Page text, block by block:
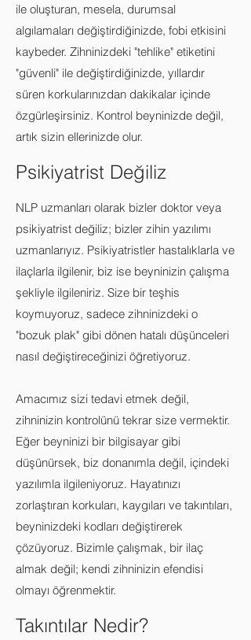
ile oluşturan, mesela, durumsal
algılamaları değiştirdiğinizde, fobi etkisini
kaybeder. Zihninizdeki "tehlike" etiketini
"güvenli" ile değiştirdiğinizde, yıllardır
süren korkularınızdan dakikalar içinde
özgürleşirsiniz. Kontrol beyninizde değil,
artık sizin ellerinizde olur.
Psikiyatrist Değiliz
NLP uzmanları olarak bizler doktor veya
psikiyatrist değiliz; bizler zihin yazılımı
uzmanlarıyız. Psikiyatristler hastalıklarla ve
ilaçlarla ilgilenir, biz ise beyninizin çalışma
şekliyle ilgileniriz. Size bir teşhis
koymuyoruz, sadece zihninizdeki o
"bozuk plak" gibi dönen hatalı düşünceleri
nasıl değiştireceğinizi öğretiyoruz.
Amacımız sizi tedavi etmek değil,
zihninizin kontrolünü tekrar size vermektir.
Eğer beyninizi bir bilgisayar gibi
düşünürsek, biz donanımla değil, içindeki
yazılımla ilgileniyoruz. Hayatınızı
zorlaştıran korkuları, kaygıları ve takıntıları,
beyninizdeki kodları değiştirerek
çözüyoruz. Bizimle çalışmak, bir ilaç
almak değil; kendi zihninizin efendisi
olmayı öğrenmektir.
Takıntılar Nedir?